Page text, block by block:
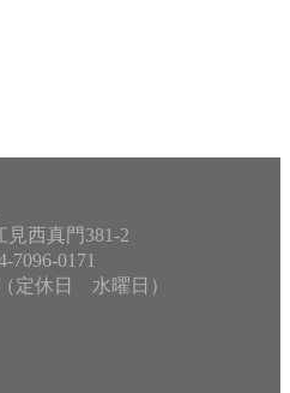
西真門381-2
7096-0171
定休日 水曜日）